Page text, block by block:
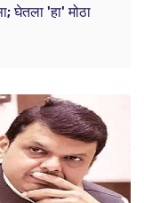
घेतला 'हा' मोठा